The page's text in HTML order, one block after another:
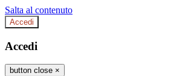
Salta al contenuto
Accedi
Accedi
button close ×